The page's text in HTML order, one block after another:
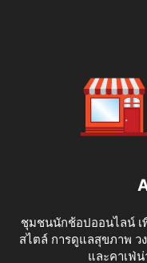
ชุมชนนักช้อปออนไลน์ เ
สไตล์ การดูแลสุขภาพ ว
และคาเฟ่